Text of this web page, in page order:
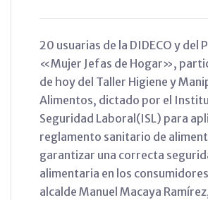
20 usuarias de la DIDECO y del
«Mujer Jefas de Hogar»,
de hoy del Taller Higiene y
Alimentos, dictado por el
Seguridad Laboral(ISL) para
reglamento sanitario de
garantizar una correcta
alimentaria en los
alcalde Manuel Macaya